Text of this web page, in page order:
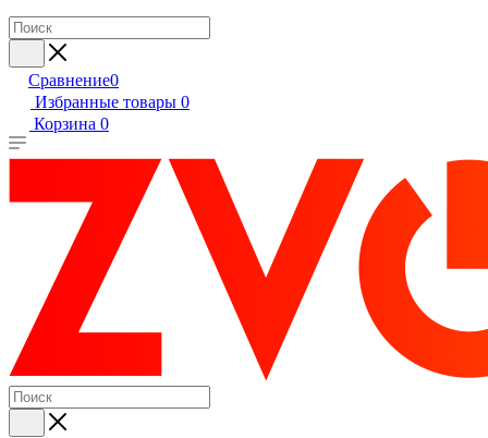
Сравнение0
Избранные товары 0
Корзина 0